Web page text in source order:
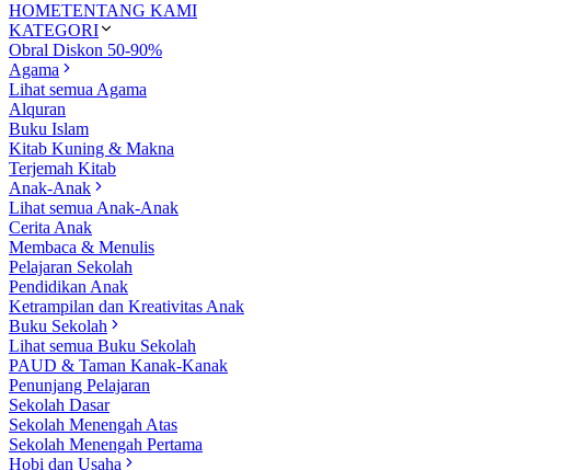
HOMETENTANG KAMI
KATEGORI
Obral Diskon 50-90%
Agama
Lihat semua Agama
Alquran
Buku Islam
Kitab Kuning & Makna
Terjemah Kitab
Anak-Anak
Lihat semua Anak-Anak
Cerita Anak
Membaca & Menulis
Pelajaran Sekolah
Pendidikan Anak
Ketrampilan dan Kreativitas Anak
Buku Sekolah
Lihat semua Buku Sekolah
PAUD & Taman Kanak-Kanak
Penunjang Pelajaran
Sekolah Dasar
Sekolah Menengah Atas
Sekolah Menengah Pertama
Hobi dan Usaha